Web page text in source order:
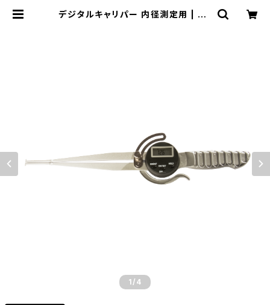
デジタルキャリパー 内径測定用 | Na
1 /4